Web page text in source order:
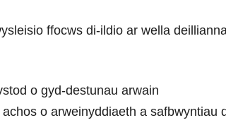
ffocws di-ildio ar wella
o gyd-destunau arwain
o arweinyddiaeth a safbwyntiau